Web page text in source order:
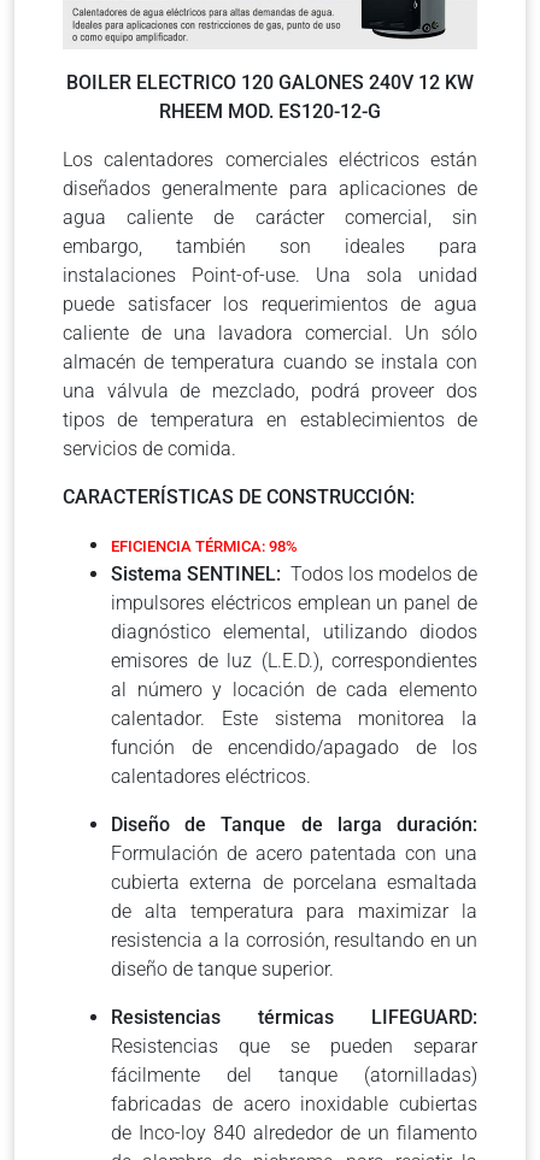
BOILER ELECTRICO 120 GALONES 240V 12 KW
RHEEM MOD. ES120-12-G
Los calentadores comerciales eléctricos están
diseñados generalmente para aplicaciones de
agua caliente de carácter comercial, sin
embargo, también son ideales para
instalaciones Point-of-use. Una sola unidad
puede satisfacer los requerimientos de agua
caliente de una lavadora comercial. Un sólo
almacén de temperatura cuando se instala con
una válvula de mezclado, podrá proveer dos
tipos de temperatura en establecimientos de
servicios de comida.
CARACTERÍSTICAS DE CONSTRUCCIÓN:
EFICIENCIA TÉRMICA: 98%
Sistema SENTINEL: Todos los modelos de
impulsores eléctricos emplean un panel de
diagnóstico elemental, utilizando diodos
emisores de luz (L.E.D.), correspondientes
al número y locación de cada elemento
calentador. Este sistema monitorea la
función de encendido/apagado de los
calentadores eléctricos.
Diseño de Tanque de larga duración:
Formulación de acero patentada con una
cubierta externa de porcelana esmaltada
de alta temperatura para maximizar la
resistencia a la corrosión, resultando en un
diseño de tanque superior.
Resistencias térmicas LIFEGUARD:
Resistencias que se pueden separar
fácilmente del tanque (atornilladas)
fabricadas de acero inoxidable cubiertas
de Inco-loy 840 alrededor de un filamento